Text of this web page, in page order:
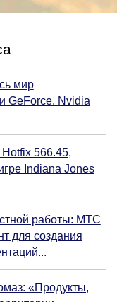
мир
GeForce. Nvidia
566.45,
Indiana Jones
работы: МТС
для создания
«Продукты,